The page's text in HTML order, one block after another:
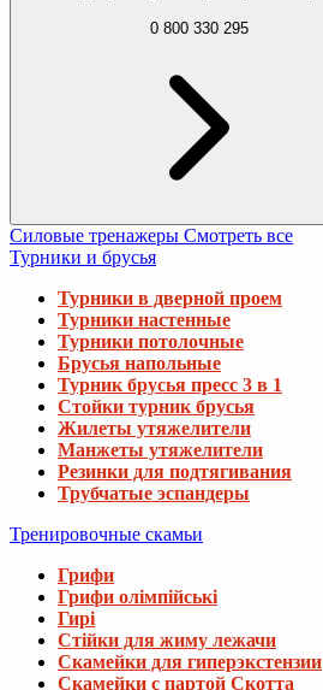
0 800 330 295
Силовые тренажеры Смотреть все
Турники и брусья
Турники в дверной проем
Турники настенные
Турники потолочные
Брусья напольные
Турник брусья пресс 3 в 1
Стойки турник брусья
Жилеты утяжелители
Манжеты утяжелители
Резинки для подтягивания
Трубчатые эспандеры
Тренировочные скамьи
Грифи
Грифи олімпійські
Гирі
Стійки для жиму лежачи
Скамейки для гиперэкстензии
Скамейки с партой Скотта